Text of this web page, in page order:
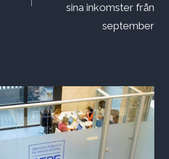
sina inkomster från
september